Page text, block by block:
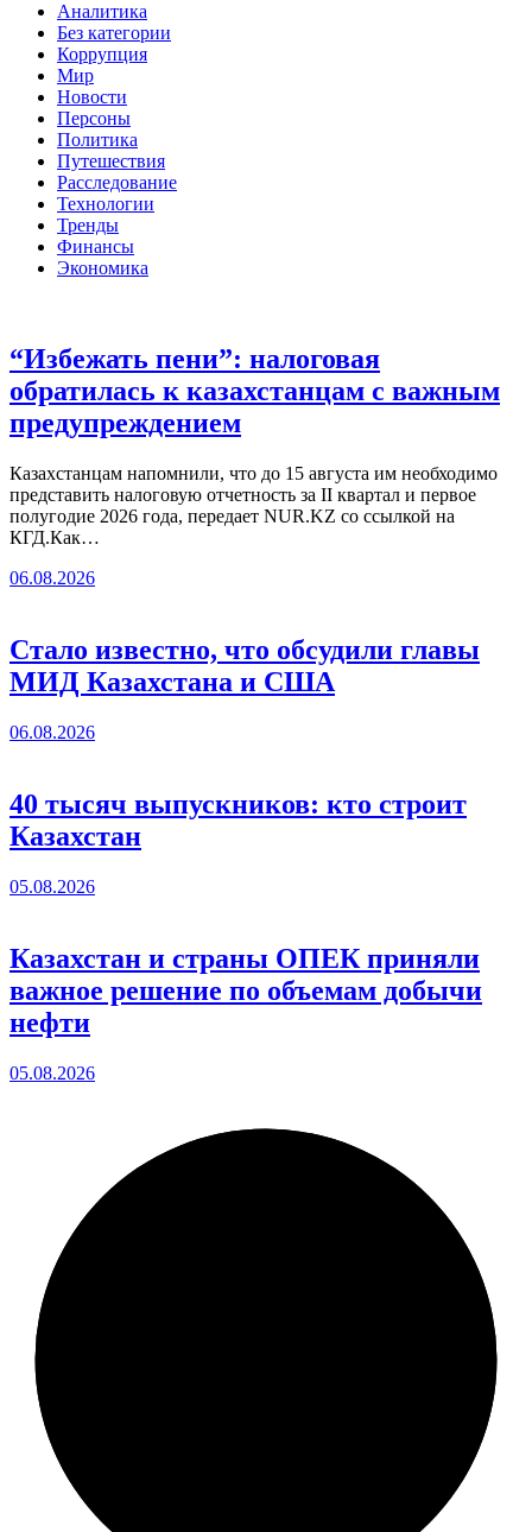
Аналитика
Без категории
Коррупция
Мир
Новости
Персоны
Политика
Путешествия
Расследование
Технологии
Тренды
Финансы
Экономика
“Избежать пени”: налоговая
обратилась к казахстанцам с важным
предупреждением
Казахстанцам напомнили, что до 15 августа им необходимо
представить налоговую отчетность за II квартал и первое
полугодие 2026 года, передает NUR.KZ со ссылкой на
КГД.Как…
06.08.2026
Стало известно, что обсудили главы
МИД Казахстана и США
06.08.2026
40 тысяч выпускников: кто строит
Казахстан
05.08.2026
Казахстан и страны ОПЕК приняли
важное решение по объемам добычи
нефти
05.08.2026